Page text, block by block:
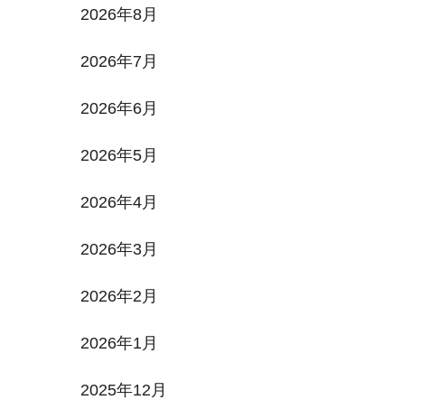
2026年8月
2026年7月
2026年6月
2026年5月
2026年4月
2026年3月
2026年2月
2026年1月
2025年12月